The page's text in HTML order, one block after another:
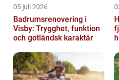
05 juli 2026
Badrumsrenovering i
Visby: Trygghet, funktion
och gotländsk karaktär